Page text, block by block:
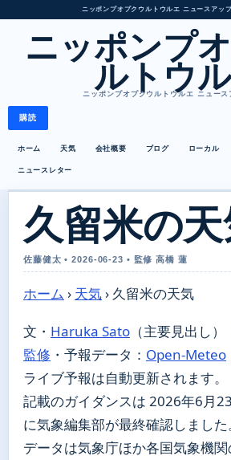
ニッポンプオプクウルトウルエ ニュースアッ
ニッポンプ
ルトウ
ニッポンプオプクウルトウルエ ニュース
購読
ホーム 天気 会社概要 ブログ ローカル
ニュースレター
久留米の
佐藤健太 • 2026-06-23 • 監修 高橋 蓮
ホーム › 天気› 久留米の天気
文・ Haruka Sato （主要見出し）
監修 ・ 予報データ： Open-Meteo
ライブ予報は自動更新されます。
記載のガイダンスは 2026年6月
に気象編集部が最終確認しました
データは気象庁ほか各国気象機